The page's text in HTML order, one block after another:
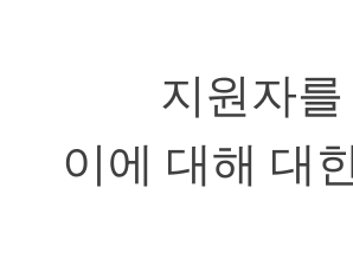
지원자
이에 대해 대